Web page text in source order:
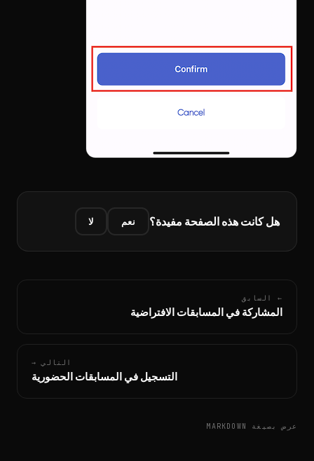
هل كانت هذه الصفحة مفيدة؟ نعم لا
← السابق
المشاركة في المسابقات الافتراضية
التالي →
التسجيل في المسابقات الحضورية
عرض بصيغة MARKDOWN